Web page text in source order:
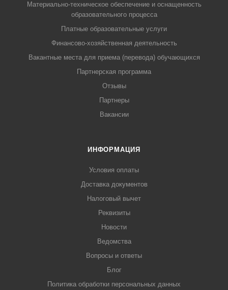
Материально-техническое обеспечение и оснащенность
образовательного процесса
Платные образовательные услуги
Финансово-хозяйственная деятельность
Вакантные места для приема (перевода) обучающихся
Партнерская программа
Отзывы
Партнеры
Вакансии
ИНФОРМАЦИЯ
Условия оплаты
Доставка документов
Налоговый вычет
Реквизиты
Новости
Ведомства
Вопросы и ответы
Блог
Политика обработки персональных данных